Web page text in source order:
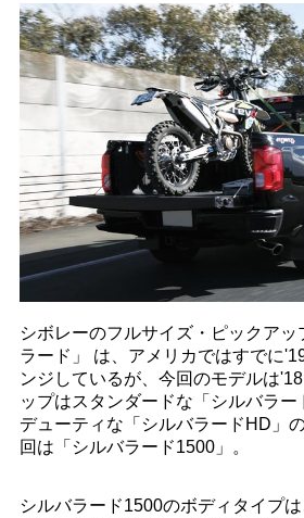
シボレーのフルサイズ・ピックア
ラード」 は、アメリカではすでに
ンジしているが、今回のモデルは
ップはスタンダードな「シルバラ
デューティな「シルバラードHD」
回は「シルバラード1500」。
シルバラード1500のボディタイプ